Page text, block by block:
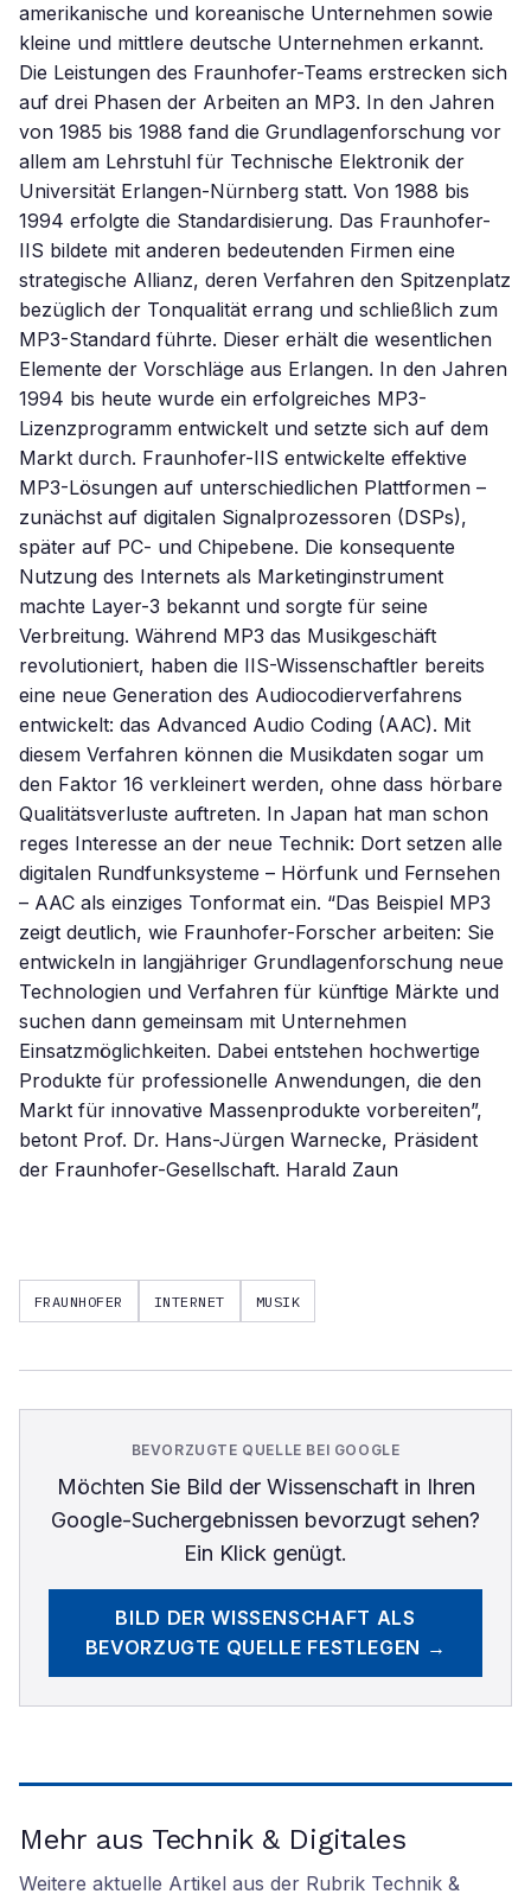
amerikanische und koreanische Unternehmen sowie
kleine und mittlere deutsche Unternehmen erkannt.
Die Leistungen des Fraunhofer-Teams erstrecken sich
auf drei Phasen der Arbeiten an MP3. In den Jahren
von 1985 bis 1988 fand die Grundlagenforschung vor
allem am Lehrstuhl für Technische Elektronik der
Universität Erlangen-Nürnberg statt. Von 1988 bis
1994 erfolgte die Standardisierung. Das Fraunhofer-
IIS bildete mit anderen bedeutenden Firmen eine
strategische Allianz, deren Verfahren den Spitzenplatz
bezüglich der Tonqualität errang und schließlich zum
MP3-Standard führte. Dieser erhält die wesentlichen
Elemente der Vorschläge aus Erlangen. In den Jahren
1994 bis heute wurde ein erfolgreiches MP3-
Lizenzprogramm entwickelt und setzte sich auf dem
Markt durch. Fraunhofer-IIS entwickelte effektive
MP3-Lösungen auf unterschiedlichen Plattformen –
zunächst auf digitalen Signalprozessoren (DSPs),
später auf PC- und Chipebene. Die konsequente
Nutzung des Internets als Marketinginstrument
machte Layer-3 bekannt und sorgte für seine
Verbreitung. Während MP3 das Musikgeschäft
revolutioniert, haben die IIS-Wissenschaftler bereits
eine neue Generation des Audiocodierverfahrens
entwickelt: das Advanced Audio Coding (AAC). Mit
diesem Verfahren können die Musikdaten sogar um
den Faktor 16 verkleinert werden, ohne dass hörbare
Qualitätsverluste auftreten. In Japan hat man schon
reges Interesse an der neue Technik: Dort setzen alle
digitalen Rundfunksysteme – Hörfunk und Fernsehen
– AAC als einziges Tonformat ein. “Das Beispiel MP3
zeigt deutlich, wie Fraunhofer-Forscher arbeiten: Sie
entwickeln in langjähriger Grundlagenforschung neue
Technologien und Verfahren für künftige Märkte und
suchen dann gemeinsam mit Unternehmen
Einsatzmöglichkeiten. Dabei entstehen hochwertige
Produkte für professionelle Anwendungen, die den
Markt für innovative Massenprodukte vorbereiten”,
betont Prof. Dr. Hans-Jürgen Warnecke, Präsident
der Fraunhofer-Gesellschaft. Harald Zaun
FRAUNHOFER INTERNET MUSIK
BEVORZUGTE QUELLE BEI GOOGLE
Möchten Sie Bild der Wissenschaftin Ihren
Google-Suchergebnissen bevorzugt sehen?
Ein Klick genügt.
BILD DER WISSENSCHAFT ALS
BEVORZUGTE QUELLE FESTLEGEN →
Mehr aus Technik & Digitales
Weitere aktuelle Artikel aus der Rubrik Technik &